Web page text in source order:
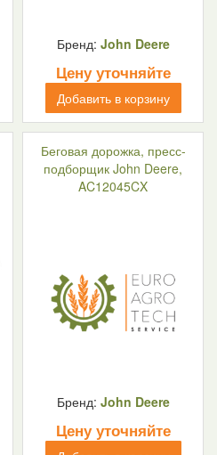
Бренд: John Deere
Цену уточняйте
Добавить в корзину
Беговая дорожка, пресс-
подборщик John Deere,
AC12045CX
Бренд: John Deere
Цену уточняйте